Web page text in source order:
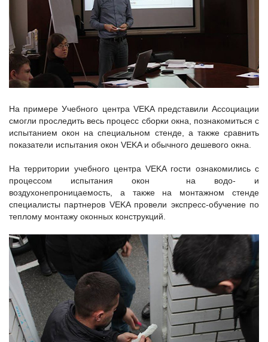
На примере Учебного центра VEKA представили Ассоциации
смогли проследить весь процесс сборки окна, познакомиться с
испытанием окон на специальном стенде, а также сравнить
показатели испытания окон VEKA и обычного дешевого окна.
На территории учебного центра VEKA гости ознакомились с
процессом испытания окон на водо- и
воздухонепроницаемость, а также на монтажном стенде
специалисты партнеров VEKA провели экспресс-обучение по
теплому монтажу оконных конструкций.